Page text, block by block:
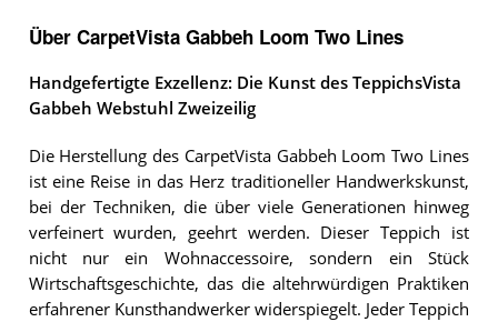
Über CarpetVista Gabbeh Loom Two Lines
Handgefertigte Exzellenz: Die Kunst des TeppichsVista
Gabbeh Webstuhl Zweizeilig
Die Herstellung des CarpetVista Gabbeh Loom Two Lines
ist eine Reise in das Herz traditioneller Handwerkskunst,
bei der Techniken, die über viele Generationen hinweg
verfeinert wurden, geehrt werden. Dieser Teppich ist
nicht nur ein Wohnaccessoire, sondern ein Stück
Wirtschaftsgeschichte, das die altehrwürdigen Praktiken
erfahrener Kunsthandwerker widerspiegelt. Jeder Teppich